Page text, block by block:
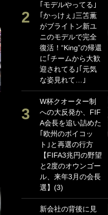
｢モデルやってる｣
｢かっけぇ｣三笘薫
がブライトン新ユ
ニのモデルで完全
復活！“King”の帰還
に｢チームから大歓
迎されてる｣｢元気
な姿見れて…｣
W杯クオーター制
への大反発か、FIF
A会長を追い詰めた
｢欧州のボイコッ
ト｣と再選の行方
【FIFA3兆円の野望
と2度のオウンゴー
ル、来年3月の会長
選】(3)
新会社の背後に見